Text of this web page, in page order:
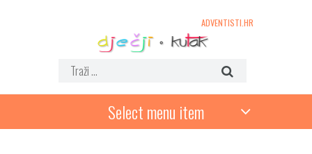
ADVENTISTI.HR
Select menu item